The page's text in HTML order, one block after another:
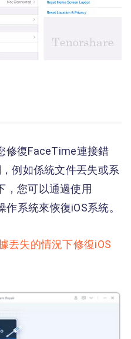
修復FaceTime連接錯
例如係統文件丟失或系
，您可以通過使用
系統來恢復iOS系統。
丟失的情況下修復iOS